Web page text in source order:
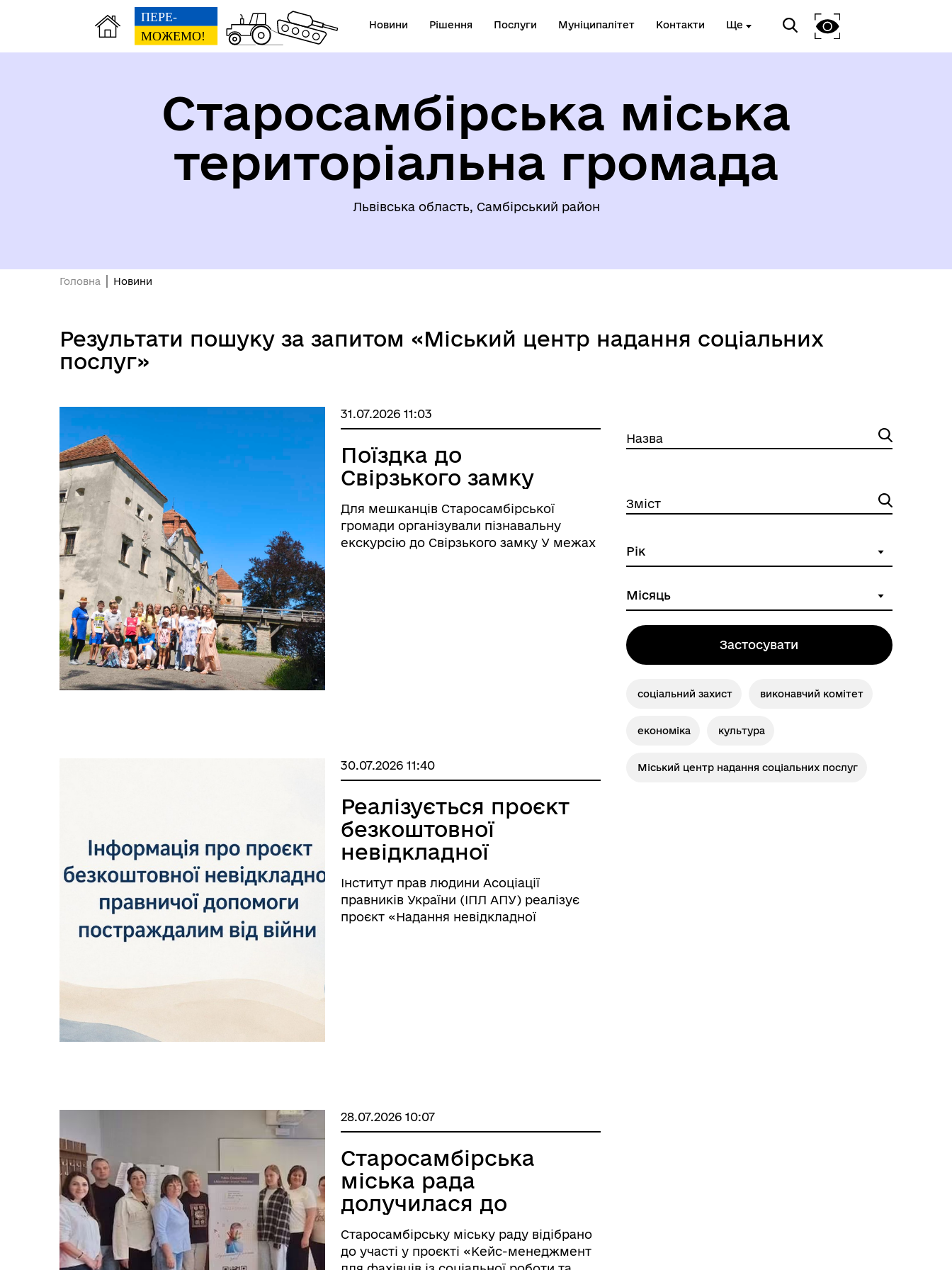
Новини Рішення Послуги Муніципалітет Контакти Ще
Довідник закладів
Старосамбірська міська
територіальна громада
Львівська область, Самбірський район
Головна Новини
Результати пошуку за запитом «Міський центр надання соціальних
послуг»
31.07.2026 11:03
Поїздка до
Свірзького замку
Для мешканців Старосамбірської
громади організували пізнавальну
екскурсію до Свірзького замку У межах
30.07.2026 11:40
Реалізується проєкт
безкоштовної
невідкладної
правничої допомоги
постраждалим від
війни
Інститут прав людини Асоціації
правників України (ІПЛ АПУ) реалізує
проєкт «Надання невідкладної
28.07.2026 10:07
Старосамбірська
міська рада
долучилася до
проєкту з розвитку
соціальної роботи та
Старосамбірську міську раду відібрано
до участі у проєкті «Кейс-менеджмент
Назва
Зміст
Застосувати
соціальний захист виконавчий комітет
економіка культура
Міський центр надання соціальних послуг